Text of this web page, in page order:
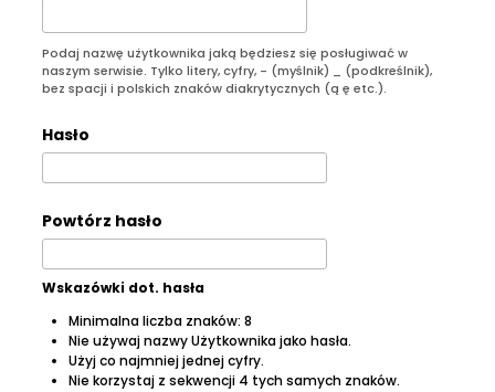
Podaj nazwę użytkownika jaką będziesz się posługiwać w
naszym serwisie. Tylko litery, cyfry, - (myślnik) _ (podkreślnik),
bez spacji i polskich znaków diakrytycznych (ą ę etc.).
Hasło
Powtórz hasło
Wskazówki dot. hasła
Minimalna liczba znaków: 8
Nie używaj nazwy Użytkownika jako hasła.
Użyj co najmniej jednej cyfry.
Nie korzystaj z sekwencji 4 tych samych znaków.